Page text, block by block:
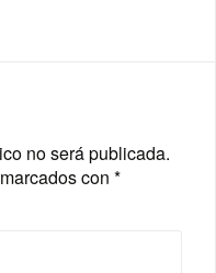
no será publicada.
con *